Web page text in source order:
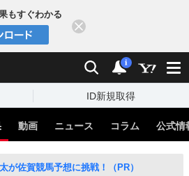
もすぐわかる
検索 通知
i
ID新規取得
動画 ニュース コラム 公式情
が佐賀競馬予想に挑戦！（PR）